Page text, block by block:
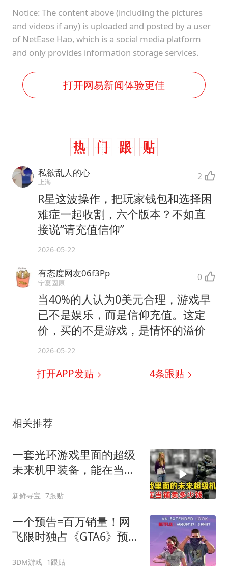
Notice: The content above (including the pictures
and videos if any) is uploaded and posted by a user
of NetEase Hao, which is a social media platform
and only provides information storage services.
打开网易新闻体验更佳
私欲乱人的心
上海 2
R星这波操作，把玩家钱包和选择困
难症一起收割，六个版本？不如直
接说“请充值信仰”
2026-05-22
有态度网友06f3Pp
宁夏固原 0
当40%的人认为0美元合理，游戏早
已不是娱乐，而是信仰充值。这定
价，买的不是游戏，是情怀的溢价
2026-05-22
打开APP发贴 4条跟贴
相关推荐
一套光环游戏里面的超级
未来机甲装备，能在当铺
新鲜寻宝 7跟贴
一个预告=百万销量！网
飞限时独占《GTA6》预告
3DM游戏 1跟贴